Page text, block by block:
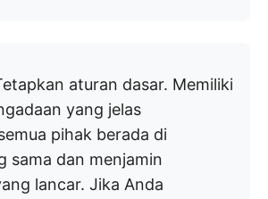
aturan dasar. Memiliki
yang jelas
pihak berada di
sama dan menjamin
lancar. Jika Anda